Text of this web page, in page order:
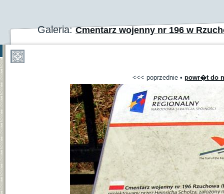
Galeria:Cmentarz wojenny nr 196 w
<<< poprzednie • powr�t do